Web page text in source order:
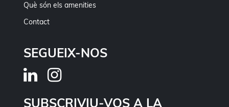
Què són els amenities
Contact
SEGUEIX-NOS
SUBSCRIVIU-VOS A LA